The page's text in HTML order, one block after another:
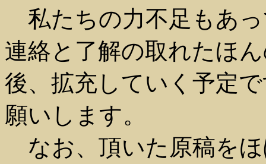
私たちの力不足もあ
連絡と了解の取れたほ
後、拡充していく予定
願いします。
なお、頂いた原稿を